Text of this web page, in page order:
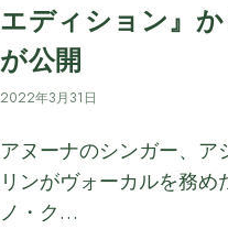
エディション』
が公開
2022年3月31日
アヌーナのシンガー、ア
リンがヴォーカルを務め
ノ・ク…